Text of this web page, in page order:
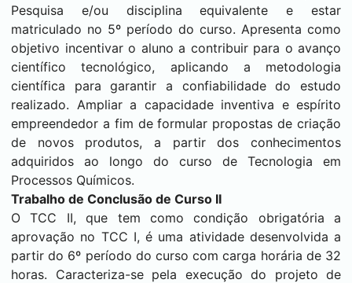
Pesquisa e/ou disciplina equivalente e estar
matriculado no 5º período do curso. Apresenta como
objetivo incentivar o aluno a contribuir para o avanço
científico tecnológico, aplicando a metodologia
científica para garantir a confiabilidade do estudo
realizado. Ampliar a capacidade inventiva e espírito
empreendedor a fim de formular propostas de criação
de novos produtos, a partir dos conhecimentos
adquiridos ao longo do curso de Tecnologia em
Processos Químicos.
Trabalho de Conclusão de Curso II
O TCC II, que tem como condição obrigatória a
aprovação no TCC I, é uma atividade desenvolvida a
partir do 6º período do curso com carga horária de 32
horas. Caracteriza-se pela execução do projeto de